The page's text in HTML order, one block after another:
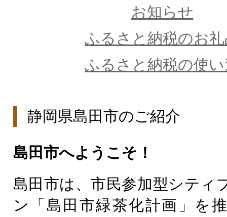
お知らせ
ふるさと納税のお
ふるさと納税の使
静岡県島田市のご紹介
島田市へようこそ！
島田市は、市民参加型シティ
ン「島田市緑茶化計画」を